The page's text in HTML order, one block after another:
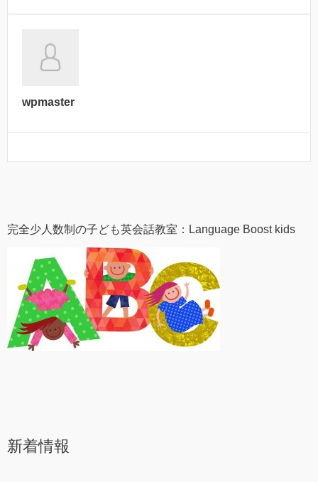
wpmaster
完全少人数制の子ども英会話教室：Language Boost kids
新着情報